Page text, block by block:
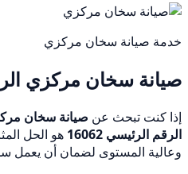
خدمة صيانة سخان مركزي
صيانة سخان مركزي
إذا كنت تبحث عن صيانة سخان
الرقم الرئيسي 16062
هو الحل
وعالية المستوى لضمان أن يعمل